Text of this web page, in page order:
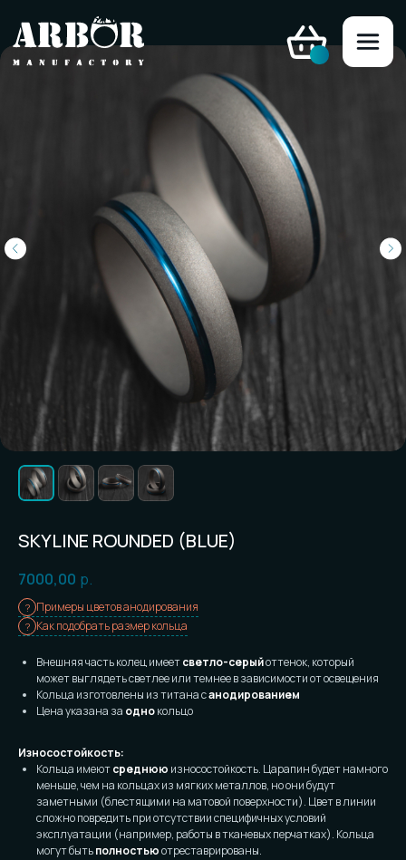
SKYLINE ROUNDED (BLUE)
7000,00 р.
Примеры цветов анодирования
Как подобрать размер кольца
Внешняя часть колец имеетсветло-серыйоттенок, который
может выглядеть светлее или темнее в зависимости от освещения
Кольца изготовлены из титана санодированием
Цена указана за однокольцо
Износостойкость:
Кольца имеютсреднюю износостойкость. Царапин будет намного
меньше, чем на кольцах из мягких металлов, но они будут
заметными (блестящими на матовой поверхности). Цвет в линии
сложно повредить при отсутствии специфичных условий
эксплуатации (например, работы в тканевых перчатках). Кольца
могут бытьполностьюотреставрированы.